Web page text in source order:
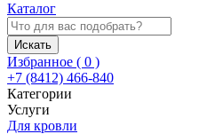
Каталог
Искать
Избранное ( 0 )
+7 (8412) 466-840
Категории
Услуги
Для кровли